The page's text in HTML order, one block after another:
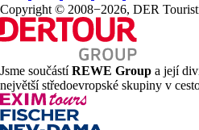
Copyright © 2008−2026, DER
Jsme součástíREWE Group a její
největší středoevropské skupiny v